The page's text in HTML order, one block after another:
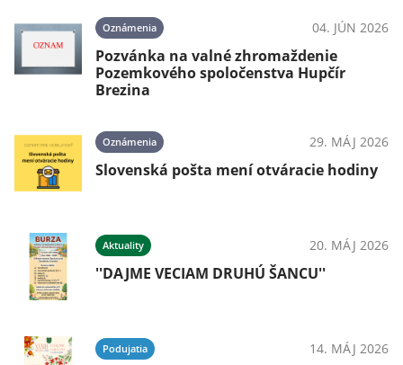
Oznámenia 04. JÚN 2026
Pozvánka na valné zhromaždenie
Pozemkového spoločenstva Hupčír
Brezina
Oznámenia 29. MÁJ 2026
Slovenská pošta mení otváracie hodiny
Aktuality 20. MÁJ 2026
''DAJME VECIAM DRUHÚ ŠANCU''
Podujatia 14. MÁJ 2026